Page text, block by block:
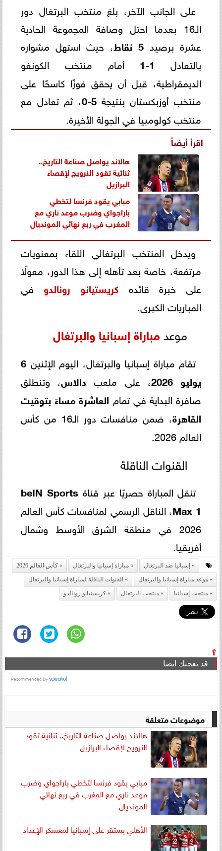
على الجانب الآخر، بلغ منتخب البرتغال دور
الـ16 بعدما احتل وصافة المجموعة الحادية
عشرة برصيد5 نقاط
، حيث استهل مشواره
بالتعادل 1-1
أمام منتخب الكونغو
الديمقراطية، قبل أن يحقق فوزًا كاسحًا على
منتخب أوزبكستان بنتيجة5-0
، ثم تعادل مع
منتخب كولومبيا في الجولة الأخيرة.
اقرأ أيضاً
هالاند يواصل صناعة التاريخ..
ثنائية تقود النرويج لإقصاء
البرازيل
مبابي يقود فرنسا لتخطي
باراجواي وضرب موعد ناري مع
المغرب في ربع نهائي المونديال
ويدخل المنتخب البرتغالي اللقاء بمعنويات
مرتفعة، خاصة بعد تأهله إلى هذا الدور، معولًا
على خبرة قائده كريستيانو رونالدو في
المباريات الكبرى.
موعدمباراة إسبانيا والبرتغال
تقام مباراة إسبانيا والبرتغال، اليوم الإثنين 6
يوليو 2026
، على ملعب دالاس، وتنطلق
صافرة البداية في تمام العاشرة مساءً بتوقيت
القاهرة
، ضمن منافسات دور الـ16 من كأس
العالم 2026.
القنوات الناقلة
تنقل المباراة حصريًا عبر قناة beIN Sports
Max 1، الناقل الرسمي لمنافسات كأس العالم
2026 في منطقة الشرق الأوسط وشمال
أفريقيا.
إسبانيا ضد البرتغال مباراة إسبانيا والبرتغال
كأس العالم 2026
موعد مباراة إسبانيا والبرتغال
القنوات الناقلة لمباراة إسبانيا والبرتغال
منتخب إسبانيا
منتخب البرتغال كريستيانو رونالدو
⇧
قد يعجبك ايضا
موضوعات متعلقة
هالاند يواصل صناعة التاريخ.. ثنائية تقود
النرويج لإقصاء البرازيل
مبابي يقود فرنسا لتخطي باراجواي وضرب
موعد ناري مع المغرب في ربع نهائي
المونديال
الأهلي يستقر على إسبانيا لمعسكر الإعداد